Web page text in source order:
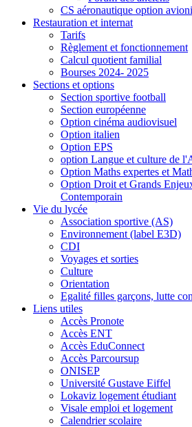
CS aéronautique option
Restauration et internat
Tarifs
Règlement et fonctionnement
Calcul quotient familial
Bourses 2024- 2025
Sections et options
Section sportive football
Section européenne
Option cinéma audiovisuel
Option italien
Option EPS
option Langue et culture de
Option Maths expertes et
Option Droit et Grands
Contemporain
Vie du lycée
Association sportive (AS)
Environnement (label E3D)
CDI
Voyages et sorties
Culture
Orientation
Egalité filles garçons, lutte
Liens utiles
Accès Pronote
Accès ENT
Accès EduConnect
Accès Parcoursup
ONISEP
Université Gustave Eiffel
Lokaviz logement étudiant
Visale emploi et logement
Calendrier scolaire